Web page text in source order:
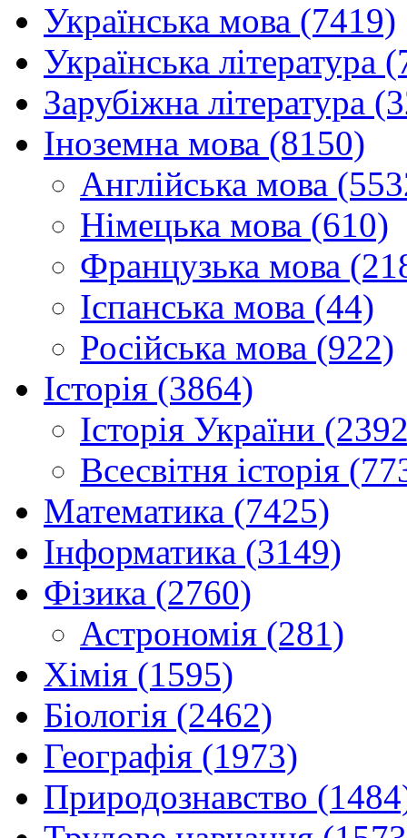
Українська мова (7419)
Українська література
Зарубіжна література
Іноземна мова (8150)
Англійська мова
Німецька мова (610)
Французька мова
Іспанська мова (44)
Російська мова (922)
Історія (3864)
Історія України
Всесвітня історія
Математика (7425)
Інформатика (3149)
Фізика (2760)
Астрономія (281)
Хімія (1595)
Біологія (2462)
Географія (1973)
Природознавство